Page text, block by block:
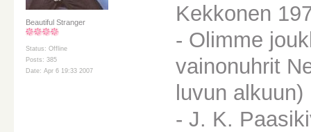
Beautiful Stranger
Status: Offline
Posts: 385
Date: Apr 6 19:33 2007
Kekkonen
- Olimme
vainonuhrit
luvun alkuun)
- J. K.